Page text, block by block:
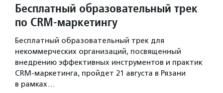
Бесплатный образовательный трек
по CRM-маркетингу
Бесплатный образовательный трек для
некоммерческих организаций, посвященный
внедрению эффективных инструментов и практик
CRM-маркетинга, пройдет 21 августа в Рязани
в рамках…